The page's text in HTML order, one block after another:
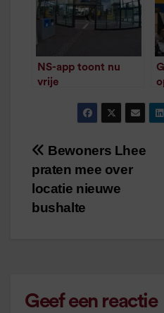
NS-app toont nu
vrije
station Assen
minuut leestijd
Bericht
navigatie
Bewoners Lhee
praten mee over
locatie nieuwe
bushalte
Geef een reactie